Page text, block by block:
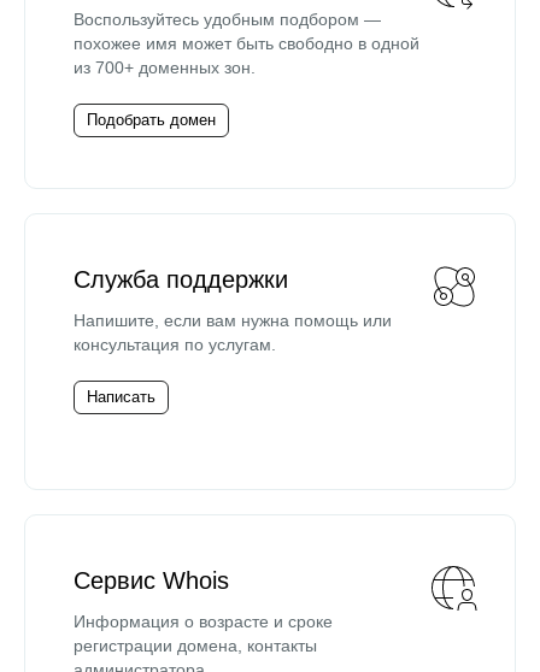
Воспользуйтесь удобным подбором —
похожее имя может быть свободно в одной
из 700+ доменных зон.
Подобрать домен
Служба поддержки
Напишите, если вам нужна помощь или
консультация по услугам.
Написать
Сервис Whois
Информация о возрасте и сроке
регистрации домена, контакты